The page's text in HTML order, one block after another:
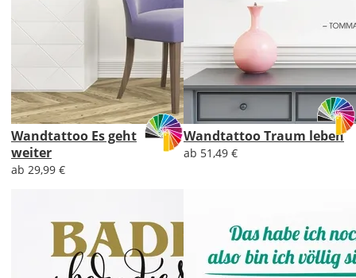
Wandtattoo Es geht
weiter
ab 29,99 €
Wandtattoo Traum leben
ab 51,49 €